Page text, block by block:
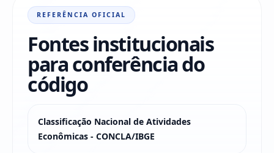
REFERÊNCIA OFICIAL
Fontes institucionais
para conferência do
código
Classificação Nacional de Atividades
Econômicas - CONCLA/IBGE